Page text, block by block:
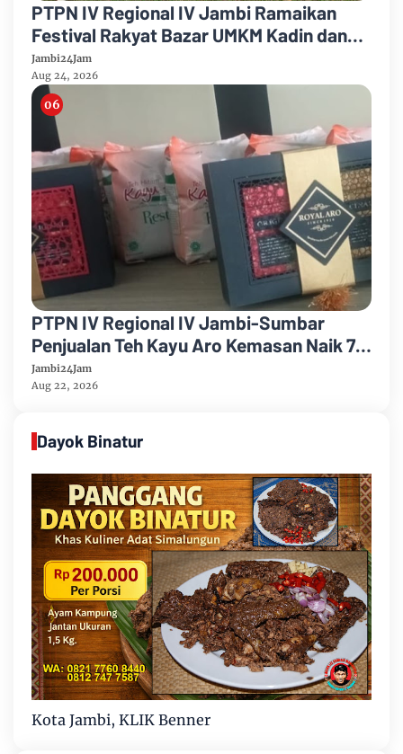
PTPN IV Regional IV Jambi Ramaikan
Festival Rakyat Bazar UMKM Kadin dan
Korem 042/Garuda Putih
Jambi24Jam
Aug 24, 2026
PTPN IV Regional IV Jambi-Sumbar
Penjualan Teh Kayu Aro Kemasan Naik 7
Persen Semester Pertama Tahun 2026
Jambi24Jam
Aug 22, 2026
Dayok Binatur
Kota Jambi, KLIK Benner